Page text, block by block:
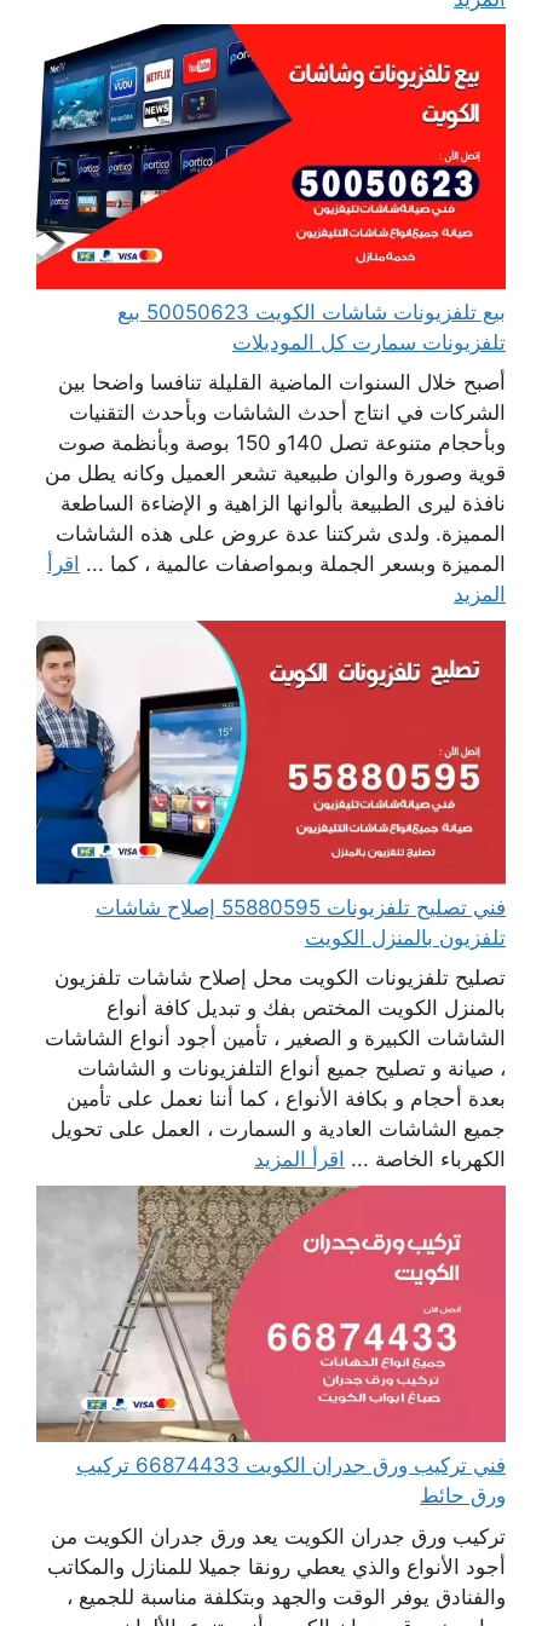
بيع تلفزيونات شاشات الكويت 50050623 بيع
تلفزيونات سمارت كل الموديلات
أصبح خلال السنوات الماضية القليلة تنافسا واضحا بين
الشركات في انتاج أحدث الشاشات وبأحدث التقنيات
وبأحجام متنوعة تصل 140و 150 بوصة وبأنظمة صوت
قوية وصورة والوان طبيعية تشعر العميل وكانه يطل من
نافذة ليرى الطبيعة بألوانها الزاهية و الإضاءة الساطعة
المميزة. ولدى شركتنا عدة عروض على هذه الشاشات
المميزة وبسعر الجملة وبمواصفات عالمية ، كما ... اقرأ
المزيد
فني تصليح تلفزيونات 55880595 إصلاح شاشات
تلفزيون بالمنزل الكويت
تصليح تلفزيونات الكويت محل إصلاح شاشات تلفزيون
بالمنزل الكويت المختص بفك و تبديل كافة أنواع
الشاشات الكبيرة و الصغير ، تأمين أجود أنواع الشاشات
، صيانة و تصليح جميع أنواع التلفزيونات و الشاشات
بعدة أحجام و بكافة الأنواع ، كما أننا نعمل على تأمين
جميع الشاشات العادية و السمارت ، العمل على تحويل
الكهرباء الخاصة ... اقرأ المزيد
فني تركيب ورق جدران الكويت 66874433 تركيب
ورق حائط
تركيب ورق جدران الكويت يعد ورق جدران الكويت من
أجود الأنواع والذي يعطي رونقا جميلا للمنازل والمكاتب
والفنادق يوفر الوقت والجهد وبتكلفة مناسبة للجميع ،